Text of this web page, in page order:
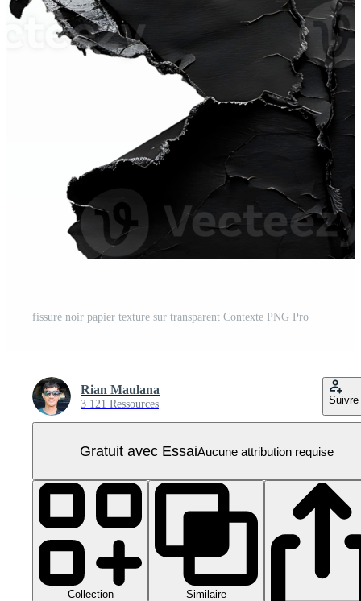
fissuré noir papier texture sur transparent Contexte PNG Pro
Rian Maulana
3 121 Ressources Suivre
Gratuit avec EssaiAucune attribution requise
Collection Similaire